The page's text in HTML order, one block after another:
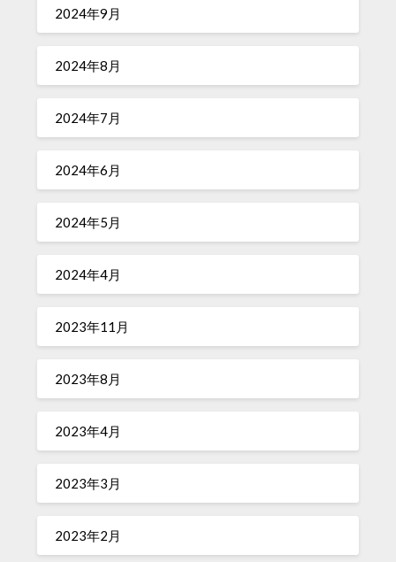
2024年9月
2024年8月
2024年7月
2024年6月
2024年5月
2024年4月
2023年11月
2023年8月
2023年4月
2023年3月
2023年2月